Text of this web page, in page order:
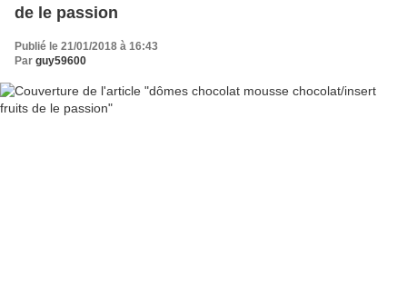
de le passion
Publié le 21/01/2018 à 16:43
Par guy59600